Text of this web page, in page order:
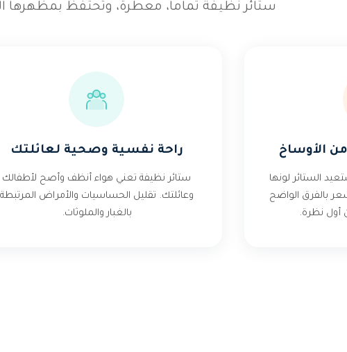
ستائر نظيفة تماماً، معطرة، وتحتفظ بمظهرها
الأوساخ
الستائر لونها
بالفرق الواضح
أول نظرة.
راحة نفسية وصحية لعائلتك
ستائر نظيفة تعني هواء أنظف وأصح لأطفالك
وعائلتك. تقليل الحساسيات والأمراض المرتبطة
بالغبار والملوثات.